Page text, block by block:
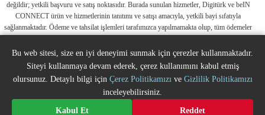
değildir; yetkili başvuru ve satış noktasıdır. Burada sunulan hizmetler, Digitürk ve beIN
CONNECT ürün ve hizmetlerinin tanıtımı ve satışı amacıyla, yetkili bayi sıfatıyla
sağlanmaktadır. Ödeme ve tahsilat işlemleri tarafımızca yapılmamakta olup, tüm ödemeler
ticari markalar, ilgili hak sahiplerine ait olup yasal koruma altındadır. Bu markalar, yalnızca
marka sahiplerinin kullanım koşullarına uygun şekilde kullanılmaktadır. Digitürk veya beIN
CONNECT’in resmi web sitelerine ulaşmak için ilgili markaların doğrudan resmi
kanallarını ziyaret edebilirsiniz.
Digiturk resmî bayi listesinde doğrulayın
Bize Ulaşın
Bu web sitesi, size en iyi deneyimi sunmak için çerezler kullanmaktadır.
Siteyi kullanmaya devam ederek, çerez kullanımını kabul etmiş
olursunuz. Detaylı bilgi için Çerez Politikamızıve Gizlilik Politikamızı
inceleyebilirsiniz.
Kabul Et Reddet